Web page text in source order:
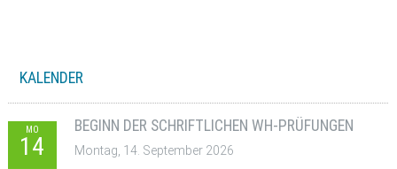
KALENDER
MO
14
BEGINN DER SCHRIFTLICHEN WH-PRÜFUNGEN
Montag, 14. September 2026